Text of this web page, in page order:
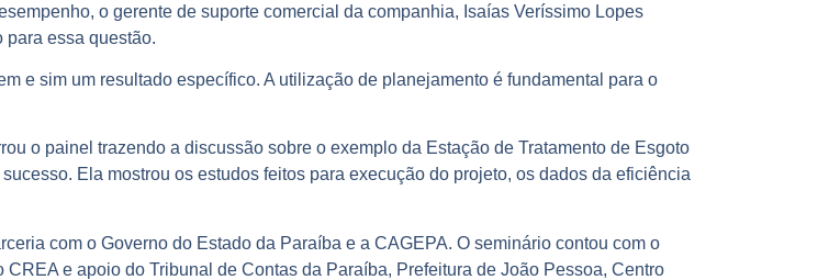
o gerente de suporte comercial da companhia, Isaías Veríssimo Lopes
essa questão.
e sim um resultado específico. A utilização de planejamento é fundamental para o
o painel trazendo a discussão sobre o exemplo da Estação de Tratamento de Esgoto
Ela mostrou os estudos feitos para execução do projeto, os dados da eficiência
com o Governo do Estado da Paraíba e a CAGEPA. O seminário contou com o
e apoio do Tribunal de Contas da Paraíba, Prefeitura de João Pessoa, Centro